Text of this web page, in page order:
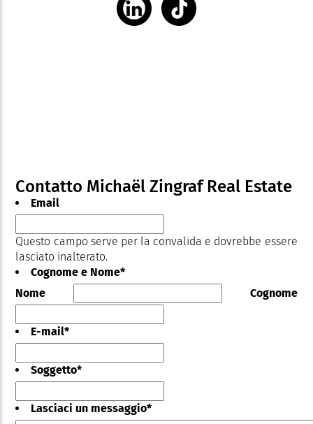
Contatto Michaël Zingraf Real Estate
Email
Questo campo serve per la convalida e dovrebbe essere
lasciato inalterato.
Cognome e Nome*
Nome
Cognome
E-mail*
Soggetto*
Lasciaci un messaggio*